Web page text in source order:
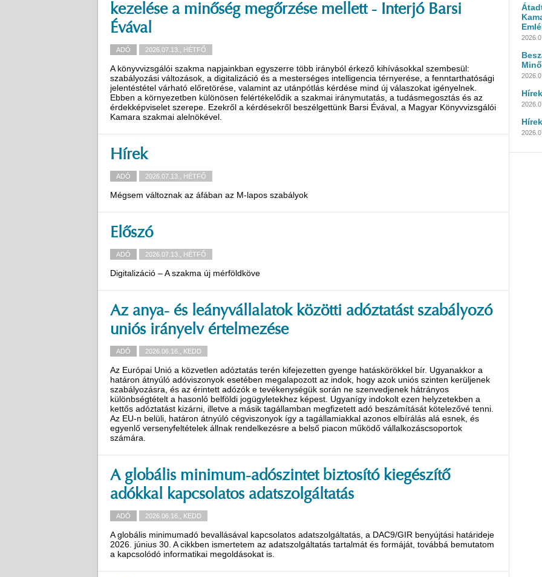
kezelése a minőség megőrzése mellett - Interjó Barsi
Évával
ADÓ 2026.07.13., HÉTFŐ
A könyvvizsgálói szakma napjainkban egyszerre több irányból érkező kihívásokkal szembesül:
szabályozási változások, a digitalizáció és a mesterséges intelligencia térnyerése, a fenntarthatósági
jelentéstétel várható előretörése, valamint az utánpótlás kérdése mind új válaszokat igényelnek.
Ebben a környezetben különösen felértékelődik a szakmai iránymutatás, a tudásmegosztás és az
érdekképviselet szerepe. Ezekről a kérdésekről beszélgettünk Barsi Évával, a Magyar Könyvvizsgálói
Kamara szakmai alelnökével.
Hírek
ADÓ 2026.07.13., HÉTFŐ
Mégsem változnak az áfában az M-lapos szabályok
Előszó
ADÓ 2026.07.13., HÉTFŐ
Digitalizáció – A szakma új mérföldköve
Az anya- és leányvállalatok közötti adóztatást szabályozó
uniós irányelv értelmezése
ADÓ 2026.06.16., KEDD
Az Európai Unió a közvetlen adóztatás terén kifejezetten gyenge hatáskörökkel bír. Ugyanakkor a
határon átnyúló adóviszonyok esetében megalapozott az indok, hogy azok uniós szinten kerüljenek
szabályozásra, és az érintett adózók e tevékenységük során ne szenvedjenek hátrányos
különbségtételt a hasonló belföldi jogügyletekhez képest. Ugyanígy indokolt ezen helyzetekben a
kettős adóztatást kizárni, illetve a másik tagállamban megfizetett adó beszámítását kötelezővé tenni.
Az EU-n belüli, határon átnyúló cégviszonyok így a tagállamiakkal azonos elbírálás alá esnek, és
egyenlő versenyfeltételek állnak rendelkezésre a belső piacon működő vállalkozáscsoportok
számára.
A globális minimum-adószintet biztosító kiegészítő
adókkal kapcsolatos adatszolgáltatás
ADÓ 2026.06.16., KEDD
A globális minimumadó bevallásával kapcsolatos adatszolgáltatás, a DAC9/GIR benyújtási határideje
2026. június 30. A cikkben ismertetem az adatszolgáltatás tartalmát és formáját, továbbá bemutatom
a kapcsolódó informatikai megoldásokat is.
Hírek
Hírek